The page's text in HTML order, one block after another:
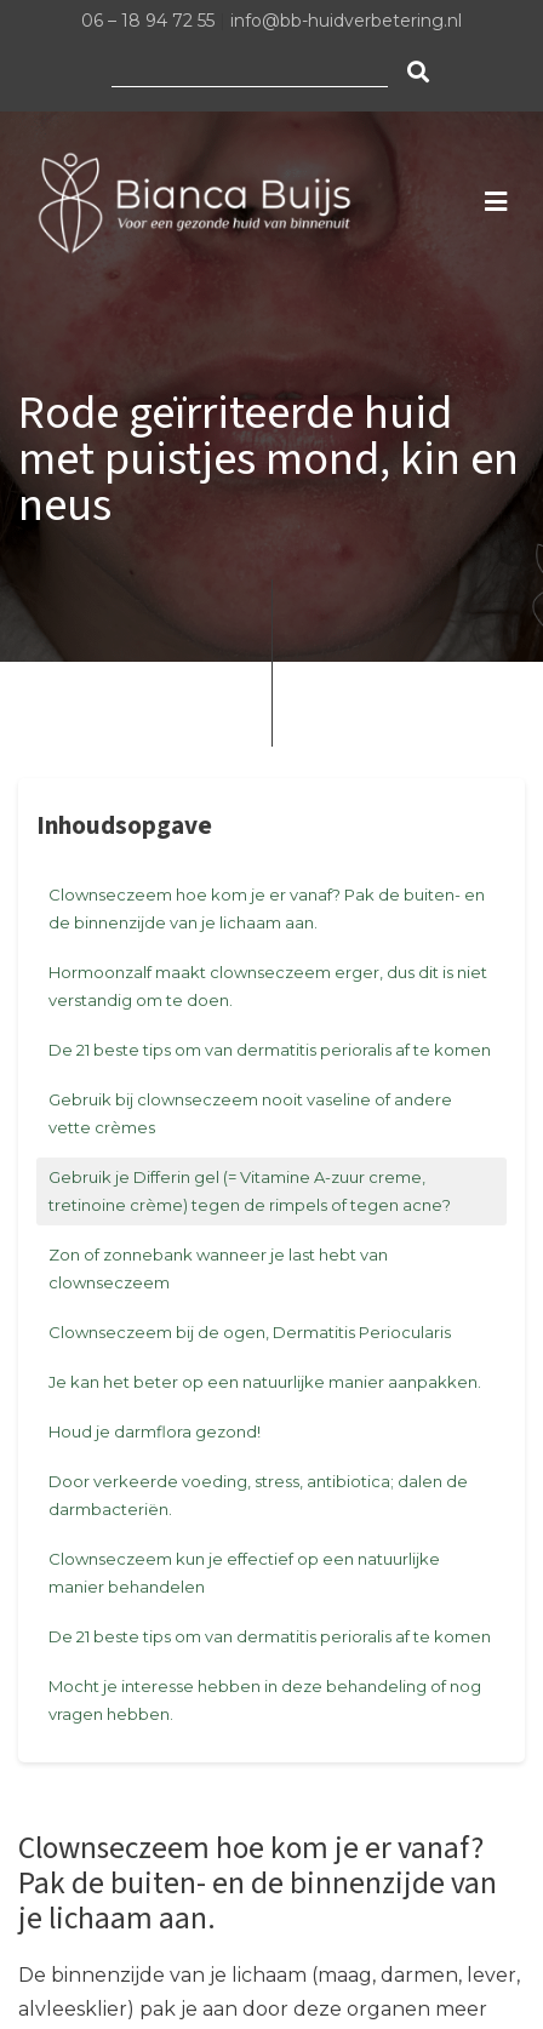
06 – 18 94 72 55 info@bb-huidverbetering.nl
Rode geïrriteerde huid
met puistjes mond, kin en
neus
Clownseczeem hoe kom je er vanaf?
Pak de buiten- en de binnenzijde van
je lichaam aan.
De binnenzijde van je lichaam (maag, darmen, lever,
alvleesklier) pak je aan door deze organen meer
Inhoudsopgave
Clownseczeem hoe kom je er vanaf? Pak de buiten- en
de binnenzijde van je lichaam aan.
Hormoonzalf maakt clownseczeem erger, dus dit is niet
verstandig om te doen.
De 21 beste tips om van dermatitis perioralis af te komen
Gebruik bij clownseczeem nooit vaseline of andere
vette crèmes
Gebruik je Differin gel (= Vitamine A-zuur creme,
tretinoine crème) tegen de rimpels of tegen acne?
Zon of zonnebank wanneer je last hebt van
clownseczeem
Clownseczeem bij de ogen, Dermatitis Periocularis
Je kan het beter op een natuurlijke manier aanpakken.
Houd je darmflora gezond!
Door verkeerde voeding, stress, antibiotica; dalen de
darmbacteriën.
Clownseczeem kun je effectief op een natuurlijke
manier behandelen
De 21 beste tips om van dermatitis perioralis af te komen
Mocht je interesse hebben in deze behandeling of nog
vragen hebben.